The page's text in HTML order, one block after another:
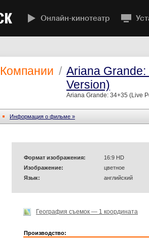
Онлайн-кинотеатр
Компании / Ariana
Version)
Ariana Grande: 34+35 (Live
Информация o фильме »
Формат изображения:
16:9 HD
Изображение:
цветное
Язык:
английский
География съемок — 1 координата
Производство: